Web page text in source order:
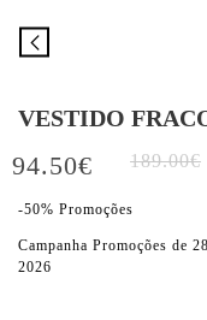
VESTIDO
189.00€
94.50€
-50% Promoções
Campanha Promoções de
2026